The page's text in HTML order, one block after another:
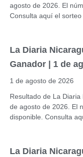
agosto de 2026. El
Consulta aquí el
La Diaria
Ganador | 1 de
1 de agosto de 2026
Resultado de La
de agosto de 2026. El
disponible. Consulta
La Diaria